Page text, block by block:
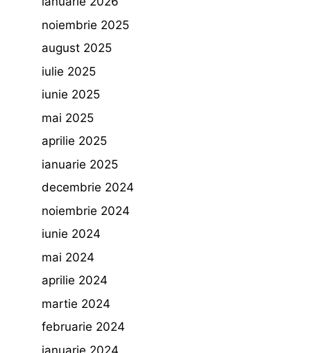
noiembrie 2025
august 2025
iulie 2025
iunie 2025
mai 2025
aprilie 2025
ianuarie 2025
decembrie 2024
noiembrie 2024
iunie 2024
mai 2024
aprilie 2024
martie 2024
februarie 2024
ianuarie 2024